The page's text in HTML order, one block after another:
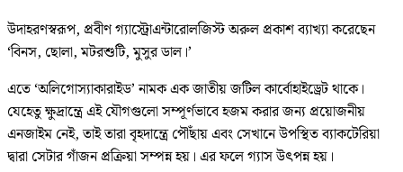
উদাহরণস্বরূপ, প্রবীণ গ্যাস্ট্রোএন্টারোলজিস্ট অরুল প্রকাশ ব্যাখ্যা করেছেন
‘বিনস, ছোলা, মটরশুটি, মুসুর ডাল।’
এতে ‘অলিগোস্যাকারাইড’ নামক এক জাতীয় জটিল কার্বোহাইড্রেট থাকে।
যেহেতু ক্ষুদ্রান্ত্রে এই যৌগগুলো সম্পূর্ণভাবে হজম করার জন্য প্রয়োজনীয়
এনজাইম নেই, তাই তারা বৃহদান্ত্রে পৌঁছায় এবং সেখানে উপস্থিত ব্যাকটেরিয়া
দ্বারা সেটার গাঁজন প্রক্রিয়া সম্পন্ন হয়। এর ফলে গ্যাস উৎপন্ন হয়।